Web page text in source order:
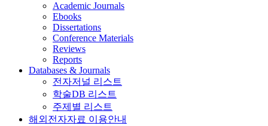
Academic Journals
Ebooks
Dissertations
Conference Materials
Reviews
Reports
Databases & Journals
전자저널 리스트
학술DB 리스트
주제별 리스트
해외전자자료 이용안내